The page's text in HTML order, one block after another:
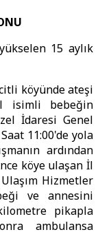
15 aylık
köyünde ateşi
isimli bebeğin
İdaresi Genel
11:00'de yola
ardından
köye ulaşan İl
Hizmetler
ve annesini
pikapla
ambulansa